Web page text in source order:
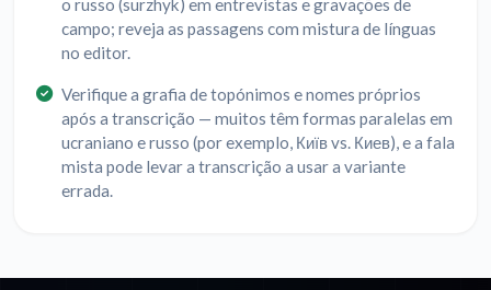
o russo (surzhyk) em entrevistas e gravações de
campo; reveja as passagens com mistura de línguas
no editor.
Verifique a grafia de topónimos e nomes próprios
após a transcrição — muitos têm formas paralelas em
ucraniano e russo (por exemplo, Київ vs. Киев), e a fala
mista pode levar a transcrição a usar a variante
errada.